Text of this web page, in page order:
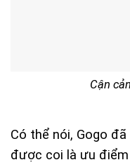
Cận
Có thể nói, Gogo
được coi là ưu